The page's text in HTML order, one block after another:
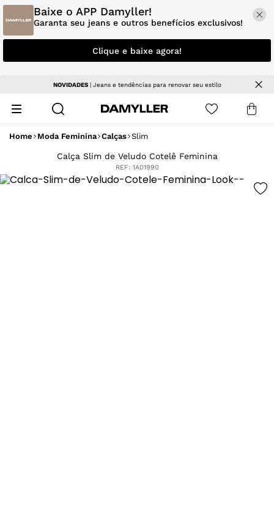
Baixe o APP Damyller!
Garanta seu jeans e outros benefícios exclusivos!
Clique e baixe agora!
NOVIDADES| Jeans e tendências para renovar seu estilo
Home Moda Feminina Calças Slim
Calça Slim de Veludo Cotelê Feminina
REF: 1A01990